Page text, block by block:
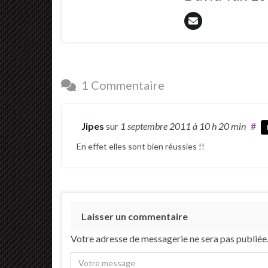
1 Commentaire
Jipes sur 1 septembre 2011 à 10 h 20 min #
En effet elles sont bien réussies !!
Laisser un commentaire
Votre adresse de messagerie ne sera pas publiée.